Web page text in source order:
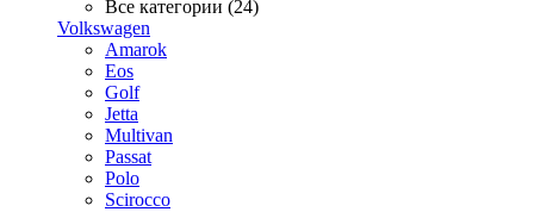
Все категории (24)
Volkswagen
Amarok
Eos
Golf
Jetta
Multivan
Passat
Polo
Scirocco